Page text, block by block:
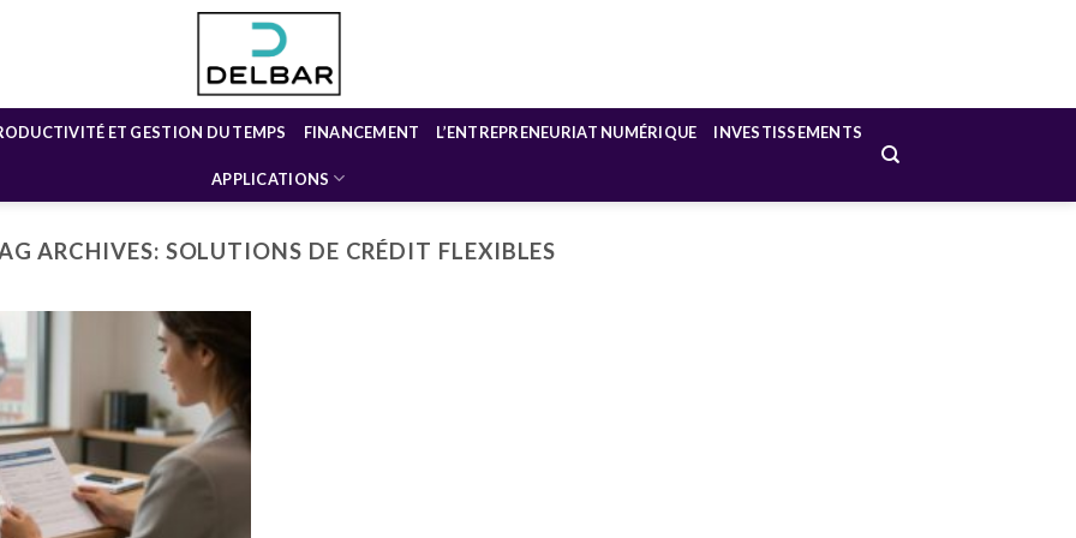
ET GESTION DU TEMPS FINANCEMENT L’ENTREPRENEURIAT NUMÉRIQUE INVESTISSEMENTS
APPLICATIONS
ARCHIVES: SOLUTIONS DE CRÉDIT FLEXIBLES